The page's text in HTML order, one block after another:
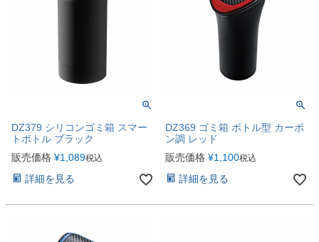
DZ379 シリコンゴミ箱 スマー
トボトル ブラック
販売価格 ¥1,089税込
詳細を見る
DZ369 ゴミ箱 ボトル型 カーボ
ン調 レッド
販売価格 ¥1,100税込
詳細を見る